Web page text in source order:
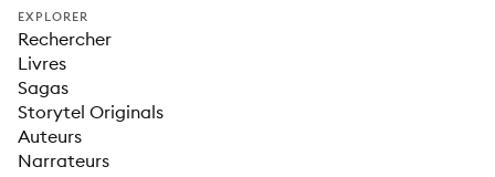
EXPLORER
Rechercher
Livres
Sagas
Storytel Originals
Auteurs
Narrateurs